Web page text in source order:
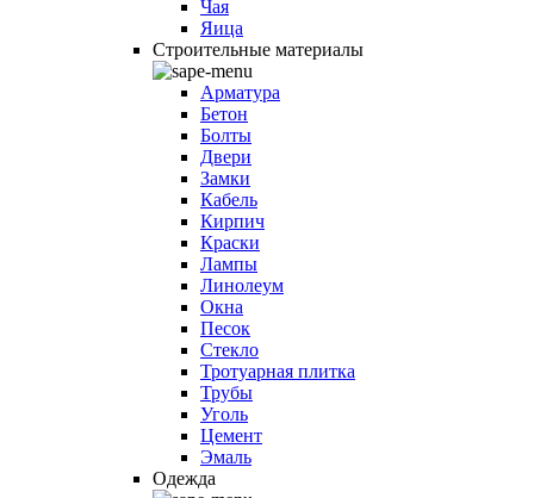
Чая
Яица
Строительные материалы
Арматура
Бетон
Болты
Двери
Замки
Кабель
Кирпич
Краски
Лампы
Линолеум
Окна
Песок
Стекло
Тротуарная плитка
Трубы
Уголь
Цемент
Эмаль
Одежда